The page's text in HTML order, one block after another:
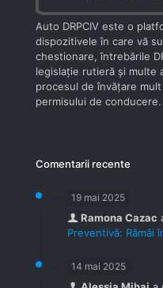
Auto DRPCIV este o
dispozitivele în care vă
chestionare, întrebările
legislaţie rutieră şi multe
procesul de învăţare
permisului de conducere.
Comentarii recente
19 mai 2025
Ramona Cazac
Preventivă: Rămâi
14 mai 2025